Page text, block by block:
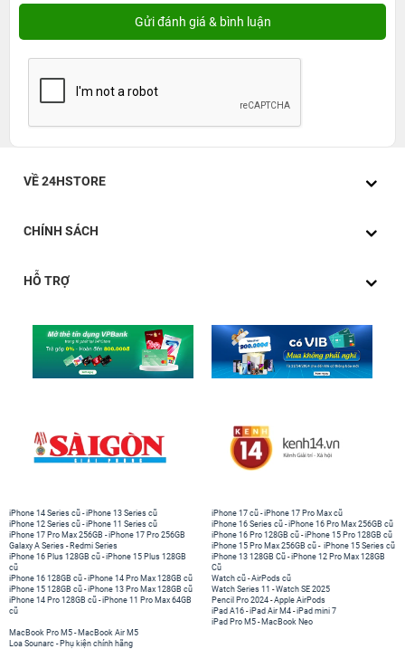
VỀ 24HSTORE
CHÍNH SÁCH
HỖ TRỢ
iPhone 14 Series cũ -iPhone 13 Series cũ
iPhone 12 Series cũ -iPhone 11 Series cũ
iPhone 17 Pro Max 256GB -iPhone 17 Pro 256GB
Galaxy A Series - Redmi Series
iPhone 17 cũ -iPhone 17 Pro Max cũ
iPhone 16 Series cũ - iPhone 16 Pro Max 256GB cũ
iPhone 16 Pro 128GB cũ -iPhone 15 Pro 128GB cũ
iPhone 15 Pro Max 256GB cũ - iPhone 15 Series cũ
iPhone 16 Plus 128GB cũ -iPhone 15 Plus 128GB
cũ
iPhone 16 128GB cũ -iPhone 14 Pro Max 128GB cũ
iPhone 15 128GB cũ -iPhone 13 Pro Max 128GB cũ
iPhone 14 Pro 128GB cũ -iPhone 11 Pro Max 64GB
cũ
iPhone 13 128GB Cũ -iPhone 12 Pro Max 128GB
Cũ
Watch cũ -AirPods cũ
Watch Series 11 -Watch SE 2025
Pencil Pro 2024 -Apple AirPods
iPad A16 -iPad Air M4 -iPad mini 7
iPad Pro M5 - MacBook Neo
MacBook Pro M5 - MacBook Air M5
Loa Sounarc - Phụ kiện chính hãng